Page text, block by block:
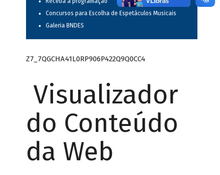
Concursos para Escolha de Espetáculos Musicais
Galeria BNDES
Z7_7QGCHA41L0RP906P422Q9Q0CC4
Visualizador
do Conteúdo
da Web